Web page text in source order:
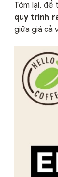
Tóm lại, để
quy trình
giữa giá cả